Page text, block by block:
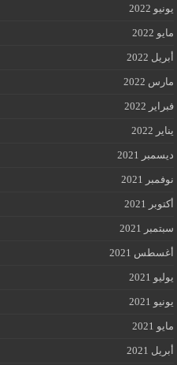
يونيو 2022
مايو 2022
أبريل 2022
مارس 2022
فبراير 2022
يناير 2022
ديسمبر 2021
نوفمبر 2021
أكتوبر 2021
سبتمبر 2021
أغسطس 2021
يوليو 2021
يونيو 2021
مايو 2021
أبريل 2021